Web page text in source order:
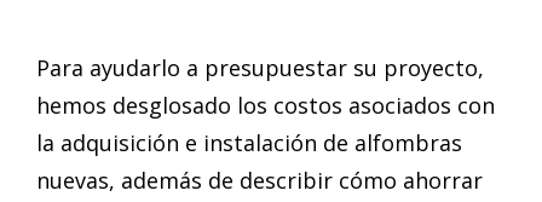
Para ayudarlo a presupuestar su proyecto,
hemos desglosado los costos asociados con
la adquisición e instalación de alfombras
nuevas, además de describir cómo ahorrar